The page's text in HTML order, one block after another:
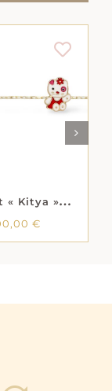
B
racelet « Kitya » – Émail rouge et blanc – Or jaune 750/1000 – 18 carats
€
AU
DÉTAILS